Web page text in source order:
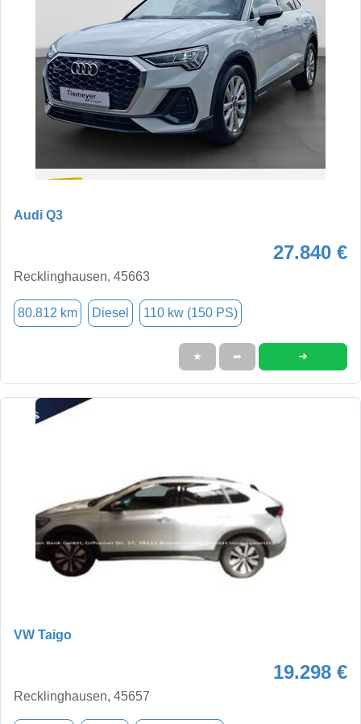
Audi Q3
27.840 €
Recklinghausen, 45663
80.812 km Diesel 110 kw (150 PS)
★ ➦ ➜
VW Taigo
19.298 €
Recklinghausen, 45657